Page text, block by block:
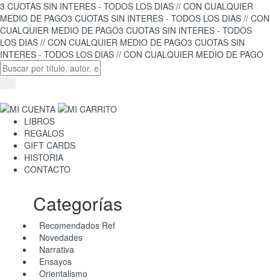
3 CUOTAS SIN INTERES - TODOS LOS DIAS // CON CUALQUIER
MEDIO DE PAGO3 CUOTAS SIN INTERES - TODOS LOS DIAS // CON
CUALQUIER MEDIO DE PAGO3 CUOTAS SIN INTERES - TODOS
LOS DIAS // CON CUALQUIER MEDIO DE PAGO3 CUOTAS SIN
INTERES - TODOS LOS DIAS // CON CUALQUIER MEDIO DE PAGO
LIBROS
REGALOS
GIFT CARDS
HISTORIA
CONTACTO
Categorías
Recomendados Ref
Novedades
Narrativa
Ensayos
Orientalismo